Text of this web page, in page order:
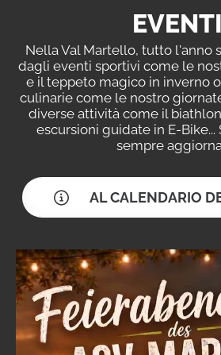
EVENTI
Nella Val Martello, tutto l'anno
dagli eventi sportivi come le
e il teppeto magico in inverno
culinarie come le nostro
diverse attività come il
escursioni guidate in E-
sempre
AL CALENDARIO